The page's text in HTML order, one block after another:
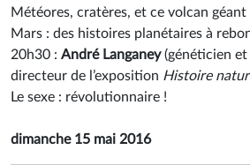
Météores, cratères, et ce volcan
Mars : des histoires planétaires à
20h30 : André Langaney(généticien
directeur de l’exposition Histoire
Le sexe : révolutionnaire !
dimanche 15 mai 2016